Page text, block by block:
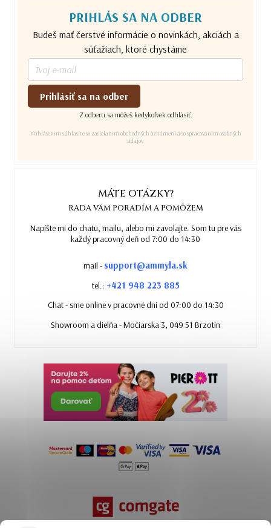
PRIHLÁS SA NA ODBER
Budeš mať čerstvé informácie o novinkách, akciách a
súťažiach, ktoré chystáme
Prihlásiť sa na odber
Z odberu sa môžeš kedykoľvek odhlásiť.
Prihlásením súhlasíte so zasielaním obchodných oznámení a so spracovaním osobných
údajov.
MÁTE OTÁZKY?
RADA VÁM PORADÍM A POMÔŽEM
Napíšte mi do chatu, mailu, alebo mi zavolajte. Som tu pre vás
každý pracovný deň od 7:00 do 14:30
mail - support@ammyla.sk
tel.: +421 948 223 885
Chat - sme online v pracovné dni od 07:00 do 14:30
Showroom a dielňa - Močiarska 3, 049 51 Brzotín